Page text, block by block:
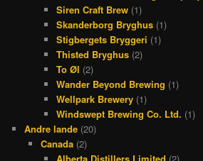
Siren Craft Brew (1)
Skanderborg Bryghus (1)
Stigbergets Bryggeri (1)
Thisted Bryghus (2)
To Øl (2)
Wander Beyond Brewing (1)
Wellpark Brewery (1)
Windswept Brewing Co. Ltd. (1)
Andre lande (20)
Canada(2)